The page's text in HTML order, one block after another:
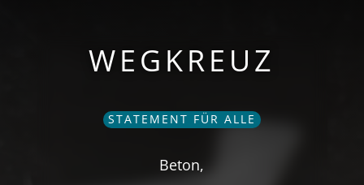
WEGKREUZ
STATEMENT FÜR ALLE
Beton,